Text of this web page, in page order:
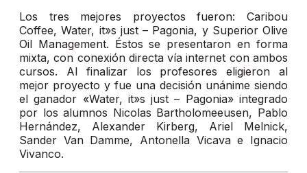
Los tres mejores proyectos fueron: Caribou
Coffee, Water, it»s just – Pagonia, y Superior Olive
Oil Management. Éstos se presentaron en forma
mixta, con conexión directa vía internet con ambos
cursos. Al finalizar los profesores eligieron al
mejor proyecto y fue una decisión unánime siendo
el ganador «Water, it»s just – Pagonia» integrado
por los alumnos Nicolas Bartholomeeusen, Pablo
Hernández, Alexander Kirberg, Ariel Melnick,
Sander Van Damme, Antonella Vicava e Ignacio
Vivanco.